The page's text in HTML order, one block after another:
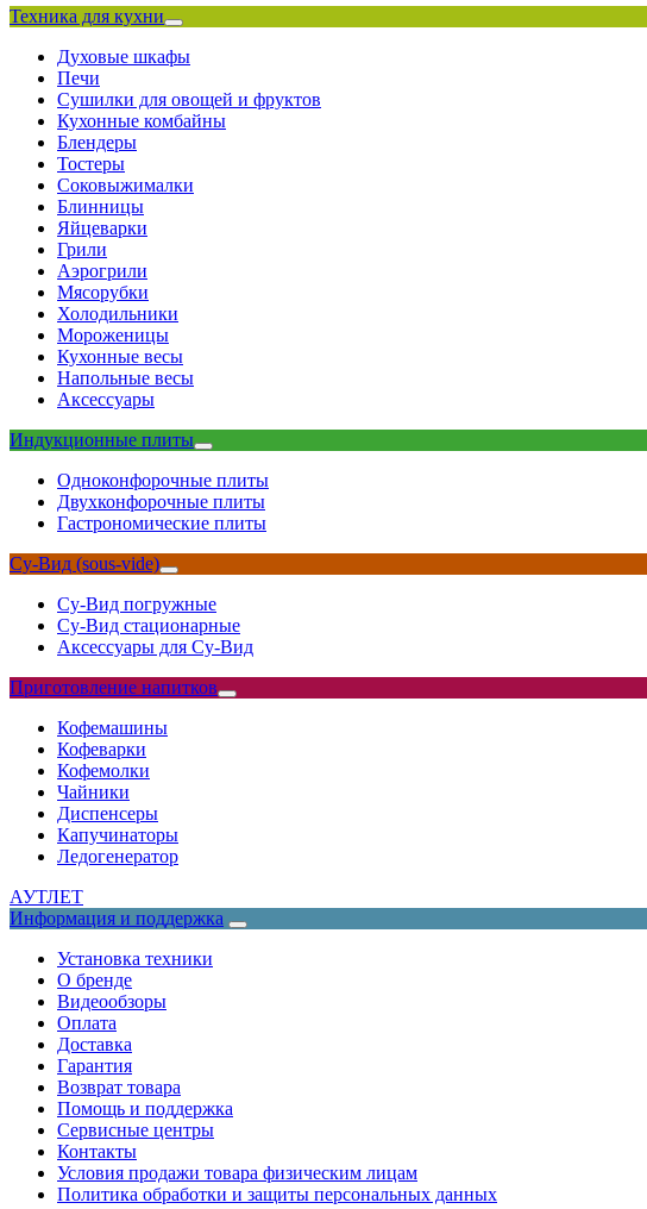
Техника для кухни
Духовые шкафы
Печи
Сушилки для овощей и фруктов
Кухонные комбайны
Блендеры
Тостеры
Соковыжималки
Блинницы
Яйцеварки
Грили
Аэрогрили
Мясорубки
Холодильники
Мороженицы
Кухонные весы
Напольные весы
Аксессуары
Индукционные плиты
Одноконфорочные плиты
Двухконфорочные плиты
Гастрономические плиты
Су-Вид (sous-vide)
Су-Вид погружные
Су-Вид стационарные
Аксессуары для Су-Вид
Приготовление напитков
Кофемашины
Кофеварки
Кофемолки
Чайники
Диспенсеры
Капучинаторы
Ледогенератор
АУТЛЕТ
Информация и поддержка
Установка техники
О бренде
Видеообзоры
Оплата
Доставка
Гарантия
Возврат товара
Помощь и поддержка
Сервисные центры
Контакты
Условия продажи товара физическим лицам
Политика обработки и защиты персональных данных